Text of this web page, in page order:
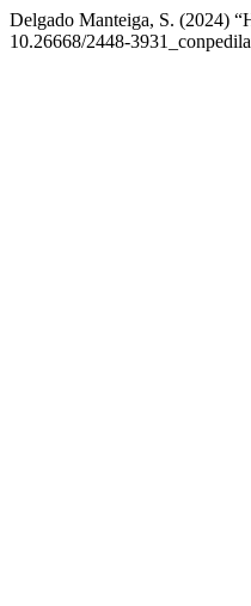
Delgado Manteiga, S. (2024)
10.26668/2448-